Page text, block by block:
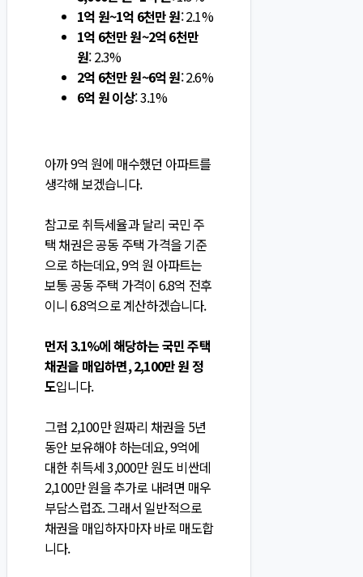
1억 원~1억 6천만 원: 2.1%
1억 6천만 원~2억 6천만
원: 2.3%
2억 6천만 원~6억 원: 2.6%
6억 원 이상: 3.1%
아까 9억 원에 매수했던 아파트를
생각해 보겠습니다.
참고로 취득세율과 달리 국민 주
택 채권은 공동 주택 가격을 기준
으로 하는데요, 9억 원 아파트는
보통 공동 주택 가격이 6.8억 전후
이니 6.8억으로 계산하겠습니다.
먼저 3.1%에 해당하는 국민 주택
채권을 매입하면, 2,100만 원 정
도입니다.
그럼 2,100만 원짜리 채권을 5년
동안 보유해야 하는데요, 9억에
대한 취득세 3,000만 원도 비싼데
2,100만 원을 추가로 내려면 매우
부담스럽죠. 그래서 일반적으로
채권을 매입하자마자 바로 매도합
니다.